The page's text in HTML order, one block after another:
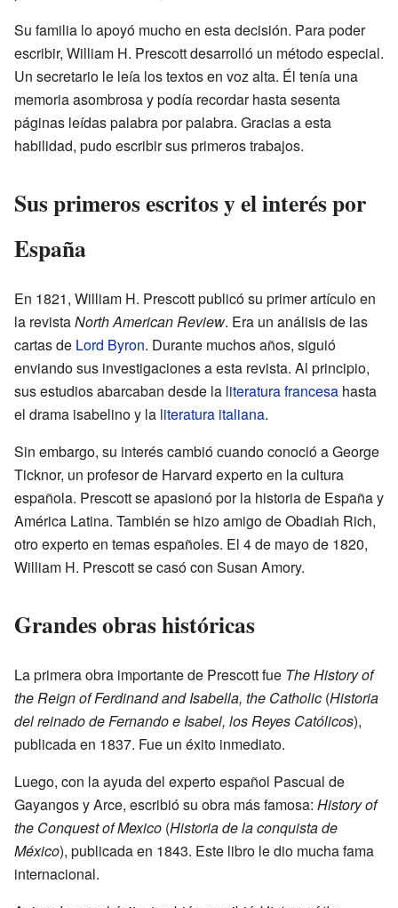
Su familia lo apoyó mucho en esta decisión. Para poder
escribir, William H. Prescott desarrolló un método especial.
Un secretario le leía los textos en voz alta. Él tenía una
memoria asombrosa y podía recordar hasta sesenta
páginas leídas palabra por palabra. Gracias a esta
habilidad, pudo escribir sus primeros trabajos.
Sus primeros escritos y el interés por
España
En 1821, William H. Prescott publicó su primer artículo en
la revistaNorth American Review. Era un análisis de las
cartas de Lord Byron. Durante muchos años, siguió
enviando sus investigaciones a esta revista. Al principio,
sus estudios abarcaban desde la literatura francesa hasta
el drama isabelino y la literatura italiana.
Sin embargo, su interés cambió cuando conoció a George
Ticknor, un profesor de Harvard experto en la cultura
española. Prescott se apasionó por la historia de España y
América Latina. También se hizo amigo de Obadiah Rich,
otro experto en temas españoles. El 4 de mayo de 1820,
William H. Prescott se casó con Susan Amory.
Grandes obras históricas
La primera obra importante de Prescott fue The History of
the Reign of Ferdinand and Isabella, the Catholic (Historia
del reinado de Fernando e Isabel, los Reyes Católicos),
publicada en 1837. Fue un éxito inmediato.
Luego, con la ayuda del experto español Pascual de
Gayangos y Arce, escribió su obra más famosa: History of
the Conquest of Mexico (Historia de la conquista de
México), publicada en 1843. Este libro le dio mucha fama
internacional.